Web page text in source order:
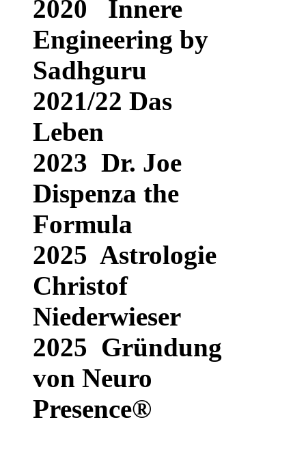
2020 Innere
Engineering by
Sadhguru
2021/22 Das
Leben
2023 Dr. Joe
Dispenza the
Formula
2025 Astrologie
Christof
Niederwieser
2025 Gründung
von Neuro
Presence®